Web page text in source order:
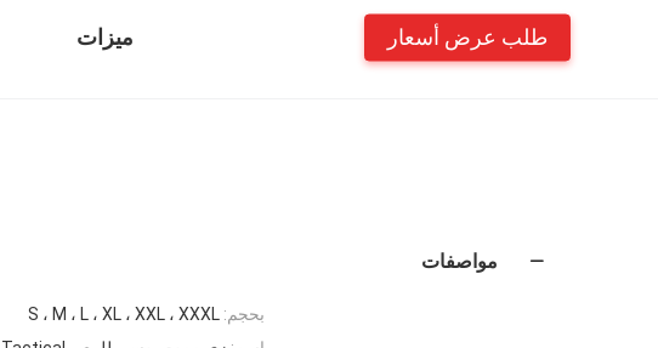
ميزات طلب عرض أسعار
مواصفات
بحجم: S ، M ، L ، XL ، XXL ، XXXL